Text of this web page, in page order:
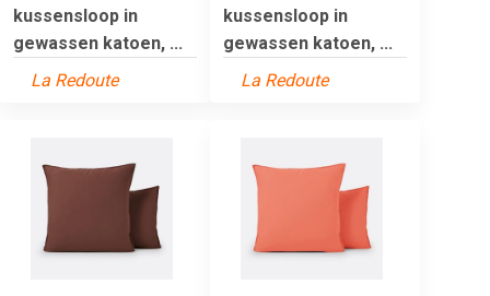
kussensloop in
gewassen katoen, ...
La Redoute
kussensloop in
gewassen katoen, ...
La Redoute